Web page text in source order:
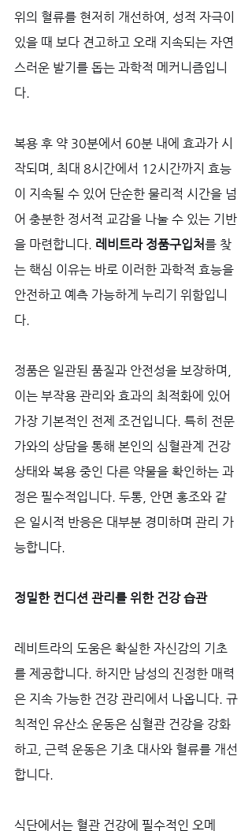
위의 혈류를 현저히 개선하여, 성적 자극이
있을 때 보다 견고하고 오래 지속되는 자연
스러운 발기를 돕는 과학적 메커니즘입니
다.
복용 후 약 30분에서 60분 내에 효과가 시
작되며, 최대 8시간에서 12시간까지 효능
이 지속될 수 있어 단순한 물리적 시간을 넘
어 충분한 정서적 교감을 나눌 수 있는 기반
을 마련합니다. 레비트라 정품구입처를 찾
는 핵심 이유는 바로 이러한 과학적 효능을
안전하고 예측 가능하게 누리기 위함입니
다.
정품은 일관된 품질과 안전성을 보장하며,
이는 부작용 관리와 효과의 최적화에 있어
가장 기본적인 전제 조건입니다. 특히 전문
가와의 상담을 통해 본인의 심혈관계 건강
상태와 복용 중인 다른 약물을 확인하는 과
정은 필수적입니다. 두통, 안면 홍조와 같
은 일시적 반응은 대부분 경미하며 관리 가
능합니다.
정밀한 컨디션 관리를 위한 건강 습관
레비트라의 도움은 확실한 자신감의 기초
를 제공합니다. 하지만 남성의 진정한 매력
은 지속 가능한 건강 관리에서 나옵니다. 규
칙적인 유산소 운동은 심혈관 건강을 강화
하고, 근력 운동은 기초 대사와 혈류를 개선
합니다.
식단에서는 혈관 건강에 필수적인 오메